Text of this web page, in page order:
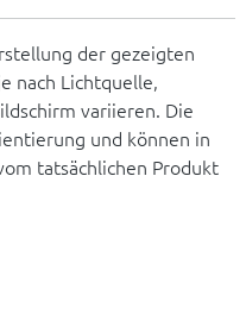
der gezeigten
nach Lichtquelle,
variieren. Die
und können in
tatsächlichen Produkt